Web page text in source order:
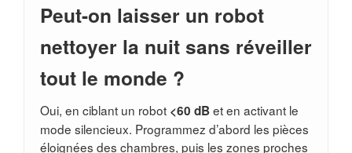
Peut-on laisser un robot
nettoyer la nuit sans réveiller
tout le monde ?
Oui, en ciblant un robot <60 dBet en activant le
mode silencieux. Programmez d’abord les pièces
éloignées des chambres, puis les zones proches